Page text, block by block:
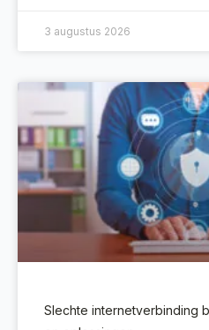
3 augustus 2026
Slechte internetverbinding